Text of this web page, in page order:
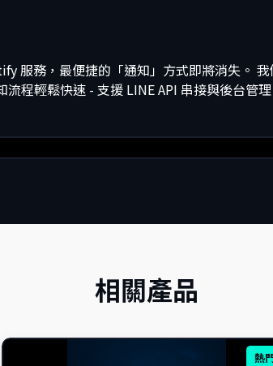
服務，最便捷的「通知」方式即將消失。
程輕鬆快速 - 支援 LINE API 串接與後台管
相關產品
熱